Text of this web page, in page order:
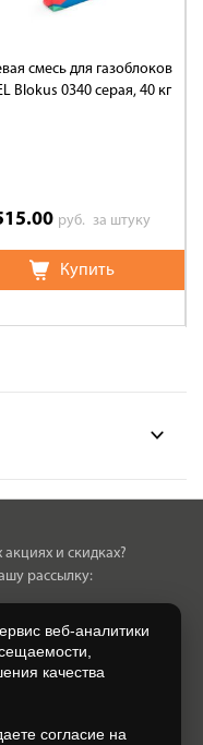
смесь для газоблоков
Blokus 0340 серая, 40 кг
руб. за штуку
Купить
и скидках?
рассылку:
моих
определенных в
веб-аналитики
качества
согласие на